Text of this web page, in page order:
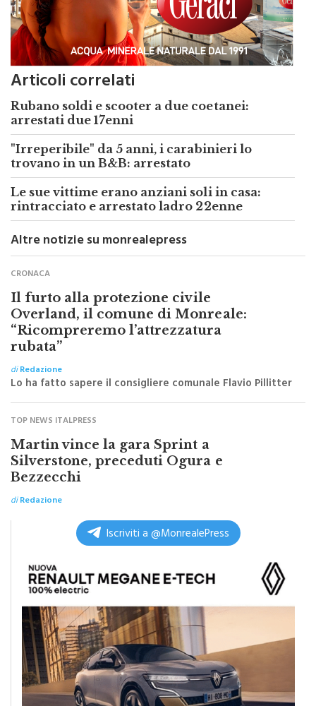
Articoli correlati
Rubano soldi e scooter a due coetanei:
arrestati due 17enni
"Irreperibile" da 5 anni, i carabinieri lo
trovano in un B&B: arrestato
Le sue vittime erano anziani soli in casa:
rintracciato e arrestato ladro 22enne
Altre notizie su monrealepress
CRONACA
Il furto alla protezione civile
Overland, il comune di Monreale:
“Ricompreremo l’attrezzatura
rubata”
diRedazione
Lo ha fatto sapere il consigliere comunale Flavio Pillitter
TOP NEWS ITALPRESS
Martin vince la gara Sprint a
Silverstone, preceduti Ogura e
Bezzecchi
di